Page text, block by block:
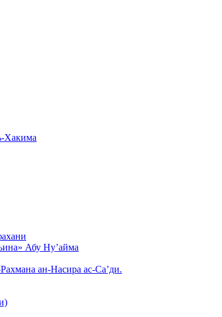
Хакима
Абу Ну’айма
ан-Насира ас-Са’ди.